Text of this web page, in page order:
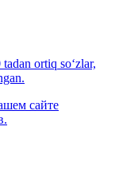
ortiq so‘zlar,
сайте